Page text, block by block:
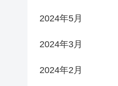
2024年5月
2024年3月
2024年2月